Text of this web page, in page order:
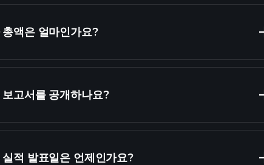
액은 얼마인가요?
시가 총액
고서를 공개하나요?
적 발표일은 언제인가요?